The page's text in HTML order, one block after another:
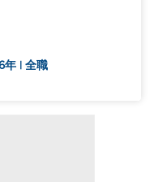
年 | 全職